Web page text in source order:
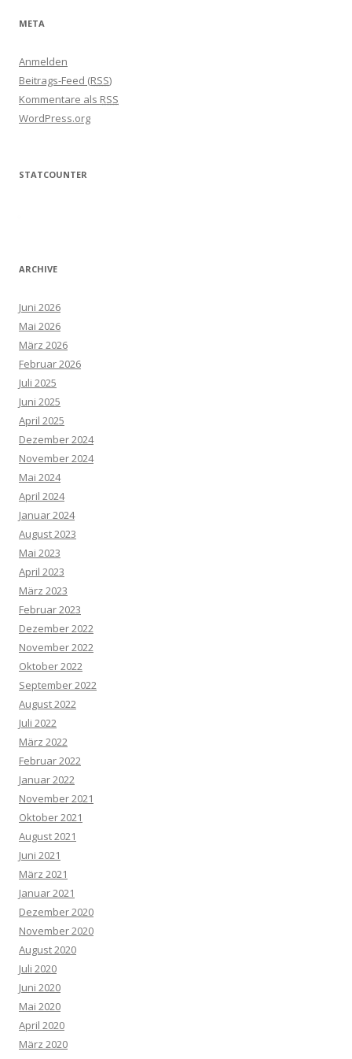
META
Anmelden
Beitrags-Feed (RSS)
Kommentare als RSS
WordPress.org
STATCOUNTER
ARCHIVE
Juni 2026
Mai 2026
März 2026
Februar 2026
Juli 2025
Juni 2025
April 2025
Dezember 2024
November 2024
Mai 2024
April 2024
Januar 2024
August 2023
Mai 2023
April 2023
März 2023
Februar 2023
Dezember 2022
November 2022
Oktober 2022
September 2022
August 2022
Juli 2022
März 2022
Februar 2022
Januar 2022
November 2021
Oktober 2021
August 2021
Juni 2021
März 2021
Januar 2021
Dezember 2020
November 2020
August 2020
Juli 2020
Juni 2020
Mai 2020
April 2020
März 2020